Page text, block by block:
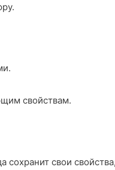
свойствам.
сохранит свои